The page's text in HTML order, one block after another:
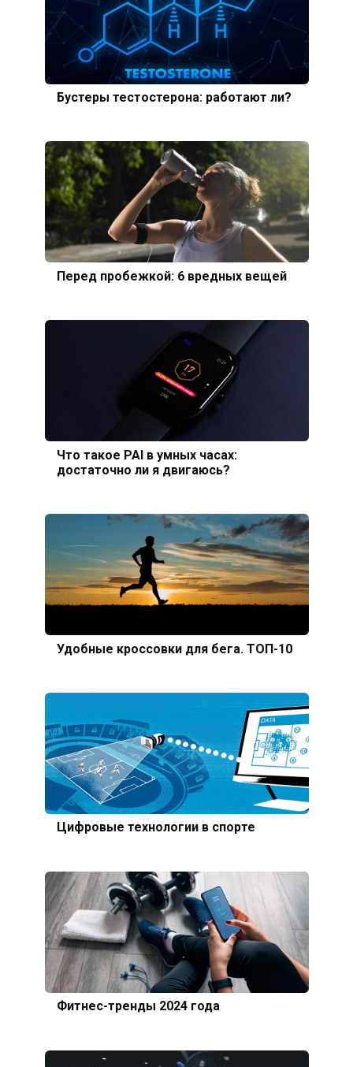
Бустеры тестостерона: работают ли?
Перед пробежкой: 6 вредных вещей
Что такое PAI в умных часах:
достаточно ли я двигаюсь?
Удобные кроссовки для бега. ТОП-10
Цифровые технологии в спорте
Фитнес-тренды 2024 года